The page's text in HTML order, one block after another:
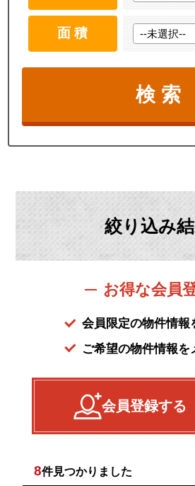
面 積
絞り込み
お得な会員
会員限定の物件情報
ご希望の物件情報を
会員登録する
8件見つかりました